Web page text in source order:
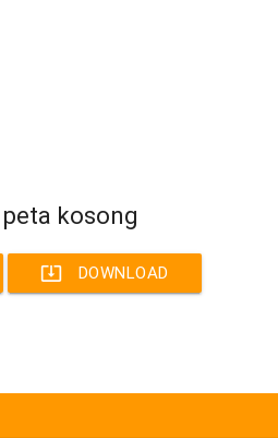
kosong
system_update_alt DOWNLOAD